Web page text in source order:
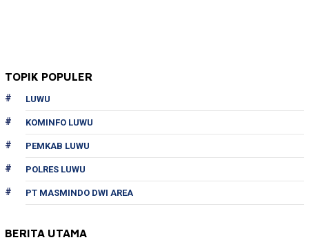
TOPIK POPULER
LUWU
KOMINFO LUWU
PEMKAB LUWU
POLRES LUWU
PT MASMINDO DWI AREA
BERITA UTAMA